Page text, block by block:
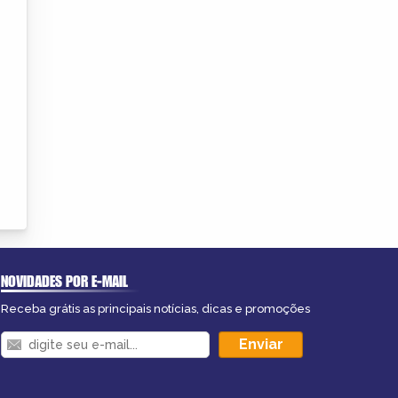
NOVIDADES POR E-MAIL
Receba grátis as principais notícias, dicas e promoções